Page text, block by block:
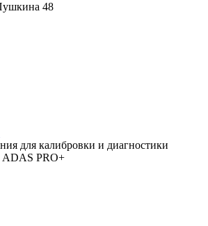
48
для калибровки и диагностики
ADAS PRO+